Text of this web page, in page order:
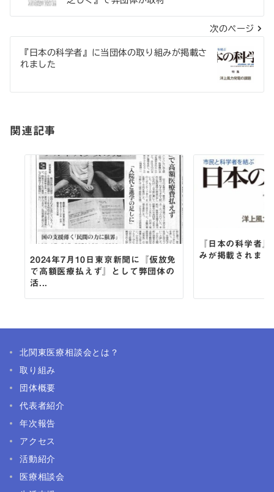
ビ
シ
ン
次のページ
『日本の科学者』に当団体の取り組みが掲載さ
れました
関連記事
2024年7月10日東京新聞に『仮放免
で高額医療払えず』として弊団体の
活...
『日本の科学者
みが掲載されまし
北関東医療相談会とは？
取り組み
団体概要
代表者紹介
年次報告
アクセス
活動紹介
医療相談会